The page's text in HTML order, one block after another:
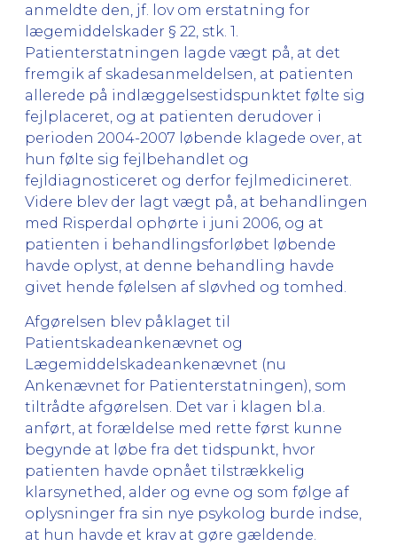
anmeldte den, jf. lov om erstatning for
lægemiddelskader § 22, stk. 1.
Patienterstatningen lagde vægt på, at det
fremgik af skadesanmeldelsen, at patienten
allerede på indlæggelsestidspunktet følte sig
fejlplaceret, og at patienten derudover i
perioden 2004-2007 løbende klagede over, at
hun følte sig fejlbehandlet og
fejldiagnosticeret og derfor fejlmedicineret.
Videre blev der lagt vægt på, at behandlingen
med Risperdal ophørte i juni 2006, og at
patienten i behandlingsforløbet løbende
havde oplyst, at denne behandling havde
givet hende følelsen af sløvhed og tomhed.
Afgørelsen blev påklaget til
Patientskadeankenævnet og
Lægemiddelskadeankenævnet (nu
Ankenævnet for Patienterstatningen), som
tiltrådte afgørelsen. Det var i klagen bl.a.
anført, at forældelse med rette først kunne
begynde at løbe fra det tidspunkt, hvor
patienten havde opnået tilstrækkelig
klarsynethed, alder og evne og som følge af
oplysninger fra sin nye psykolog burde indse,
at hun havde et krav at gøre gældende.